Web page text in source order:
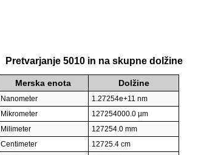
Pretvarjanje 5010 in na skupne dolžine
Merska enota Dolžine
Nanometer
1.27254e+11 nm
Mikrometer
127254000.0 µm
Milimeter
127254.0 mm
Centimeter
12725.4 cm